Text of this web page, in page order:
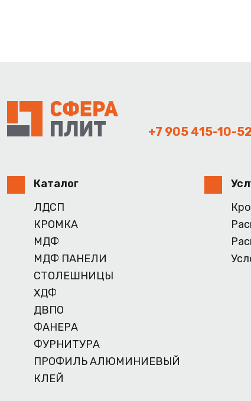
+7 905 415-10-52
Каталог
ЛДСП
КРОМКА
МДФ
МДФ ПАНЕЛИ
СТОЛЕШНИЦЫ
ХДФ
ДВПО
ФАНЕРА
ФУРНИТУРА
ПРОФИЛЬ АЛЮМИНИЕВЫЙ
КЛЕЙ